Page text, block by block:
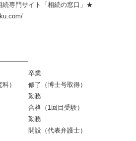
専門サイト「相続の窓口」★
学科 卒業
科） 修了（博士号取得）
勤務
1回目受験）
勤務
開設（代表弁護士）